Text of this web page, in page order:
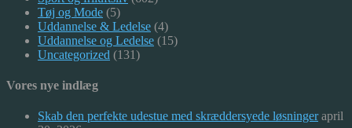
Tøj og Mode (5)
Uddannelse & Ledelse (4)
Uddannelse og Ledelse (15)
Uncategorized (131)
Vores nye indlæg
Skab den perfekte udestue med skræddersyede løsninger april